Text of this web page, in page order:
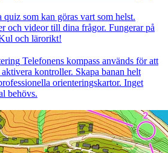
quiz som kan göras vart som helst.
och videor till dina frågor. Fungerar på
och lärorikt!
Telefonens kompass används för att
kontroller. Skapa banan helt
orienteringskartor. Inget
behövs.